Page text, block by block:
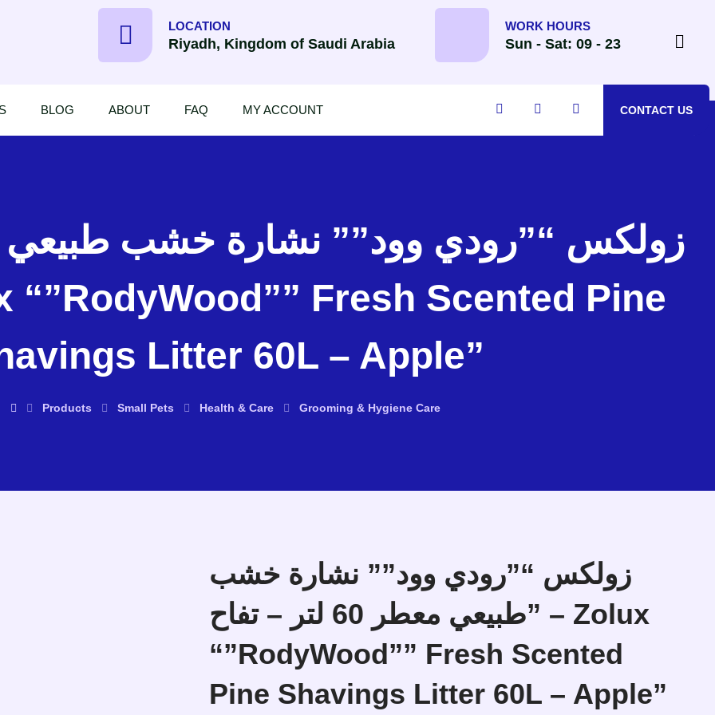
WORK HOURS
Sun - Sat: 09 - 23
LOCATION
Riyadh, Kingdom of Saudi Arabia
BLOG ABOUT FAQ MY ACCOUNT CONTACT US
Litter 60L – Apple”
Products Small Pets Health & Care Grooming & Hygiene Care
زولكس “”رودي وود”” نشارة خشب
طبيعي معطر 60 لتر – تفاح” – Zolux
“”RodyWood”” Fresh Scented
Pine Shavings Litter 60L – Apple”